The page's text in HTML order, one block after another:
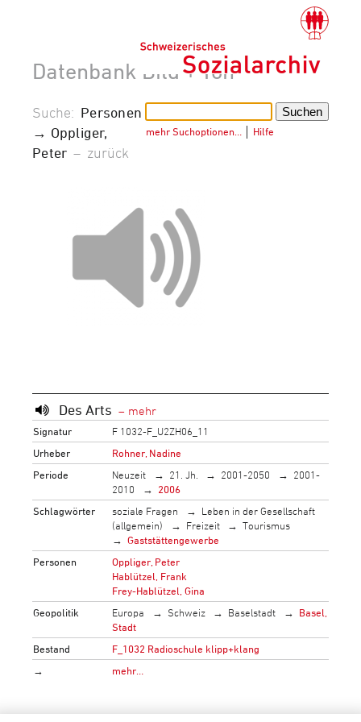
Datenbank Bild + Ton
mehr Suchoptionen… Hilfe
Suche: Personen
→ Oppliger,
Peter – zurück
Des Arts
Signatur
F 1032-F_U2ZH06_11
Urheber
Rohner, Nadine
Periode
Neuzeit 21. Jh. 2001-2050
2001-
2010
2006
Schlagwörter
soziale Fragen
Leben in der Gesellschaft
(allgemein)
Freizeit
Tourismus
Gaststättengewerbe
Personen
Oppliger, Peter
Hablützel, Frank
Frey-Hablützel, Gina
Geopolitik
Europa Schweiz Baselstadt
Basel,
Stadt
Bestand
F_1032 Radioschule klipp+klang
→
mehr…